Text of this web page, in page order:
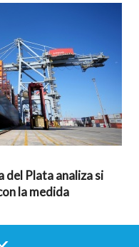
del Plata analiza si
la medida